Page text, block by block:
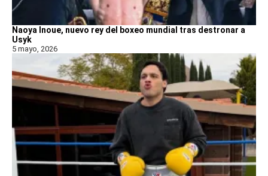
Naoya Inoue, nuevo rey del boxeo mundial tras destronar a
Usyk
5 mayo, 2026